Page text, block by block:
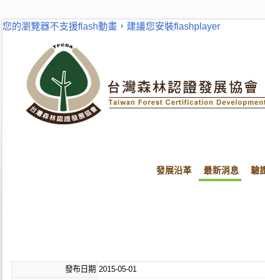
您的瀏覽器不支援flash動畫，建議您安裝flashplayer
發展沿革 最新消息 驗
發布日期 2015-05-01